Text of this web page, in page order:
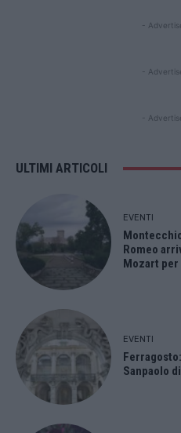
-
-
-
ULTIMI ARTICOLI
EVENTI
Romeo
Mozart
EVENTI
Sanpaolo